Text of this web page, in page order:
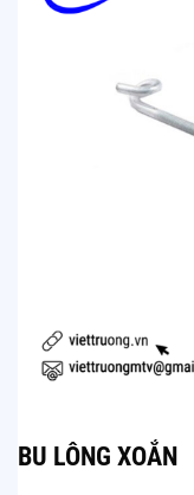
BU LÔNG XOẮN